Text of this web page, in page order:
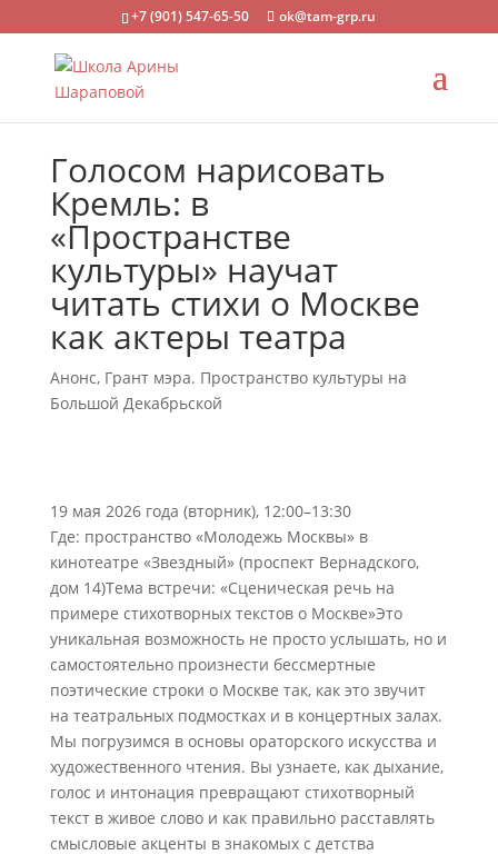
+7 (901) 547-65-50 ok@tam-grp.ru
Голосом нарисовать
Кремль: в
«Пространстве
культуры» научат
читать стихи о Москве
как актеры театра
Анонс, Грант мэра. Пространство культуры на
Большой Декабрьской
19 мая 2026 года (вторник), 12:00–13:30
Где: пространство «Молодежь Москвы» в
кинотеатре «Звездный» (проспект Вернадского,
дом 14)Тема встречи: «Сценическая речь на
примере стихотворных текстов о Москве»Это
уникальная возможность не просто услышать, но и
самостоятельно произнести бессмертные
поэтические строки о Москве так, как это звучит
на театральных подмостках и в концертных залах.
Мы погрузимся в основы ораторского искусства и
художественного чтения. Вы узнаете, как дыхание,
голос и интонация превращают стихотворный
текст в живое слово и как правильно расставлять
смысловые акценты в знакомых с детства